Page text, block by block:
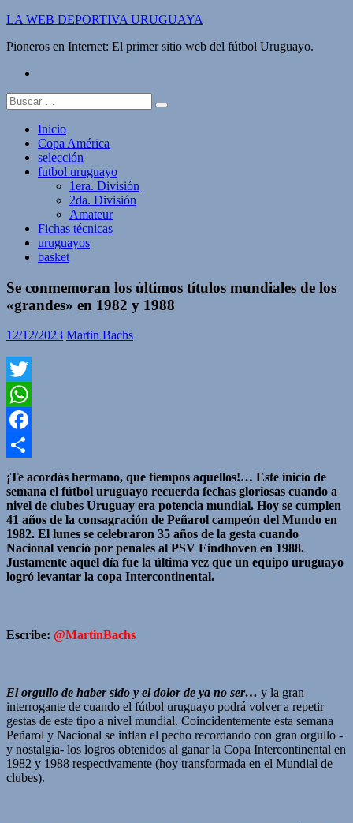
Saltar
contenido
LA WEB DEPORTIVA URUGUAYA
Pioneros en Internet: El primer sitio web del fútbol Uruguayo.
Buscar:
Inicio
Copa América
selección
futbol uruguayo
1era. División
2da. División
Amateur
Fichas técnicas
uruguayos
basket
Se conmemoran los últimos títulos mundiales de los
«grandes» en 1982 y 1988
12/12/2023 Martin Bachs
Twitter
WhatsApp
Facebook
Compartir
¡Te acordás hermano, que tiempos aquellos!… Este inicio de
semana el fútbol uruguayo recuerda fechas gloriosas cuando a
nivel de clubes Uruguay era potencia mundial. Hoy se cumplen
41 años de la consagración de Peñarol campeón del Mundo en
1982. El lunes se celebraron 35 años de la gesta cuando
Nacional venció por penales al PSV Eindhoven en 1988.
Justamente aquel día fue la última vez que un equipo uruguayo
logró levantar la copa Intercontinental.
Escribe: @MartinBachs
El orgullo de haber sido y el dolor de ya no ser… y la gran
interrogante de cuando el fútbol uruguayo podrá volver a repetir
gestas de este tipo a nivel mundial. Coincidentemente esta semana
Peñarol y Nacional se inflan el pecho recordando con gran orgullo -
y nostalgia- los logros obtenidos al ganar la Copa Intercontinental en
1982 y 1988 respectivamente (hoy transformada en el Mundial de
clubes).